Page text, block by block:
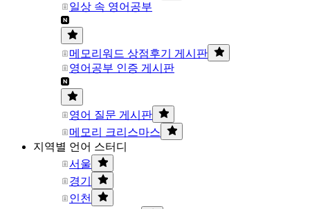
일상 속 영어공부
메모리워드 상점후기 게시판
영어공부 인증 게시판
영어 질문 게시판
메모리 크리스마스
지역별 언어 스터디
서울
경기
인천